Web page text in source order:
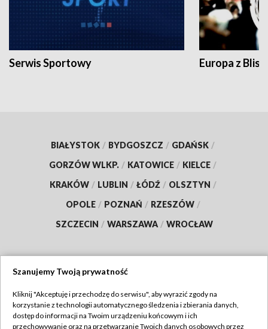
Serwis Sportowy Europa z
BIAŁYSTOK / BYDGOSZCZ / GDAŃSK /
GORZÓW WLKP. / KATOWICE / KIELCE /
KRAKÓW / LUBLIN / ŁÓDŹ / OLSZTYN /
OPOLE / POZNAŃ / RZESZÓW /
SZCZECIN / WARSZAWA / WROCŁAW
TVP
Abonament TVP
Szanujemy Twoją prywatność
Kliknij "Akceptuję i przechodzę do serwisu", aby wyrazić zgody na
korzystanie z technologii automatycznego śledzenia i zbierania danych,
dostęp do informacji na Twoim urządzeniu końcowym i ich
przechowywanie oraz na przetwarzanie Twoich danych osobowych przez